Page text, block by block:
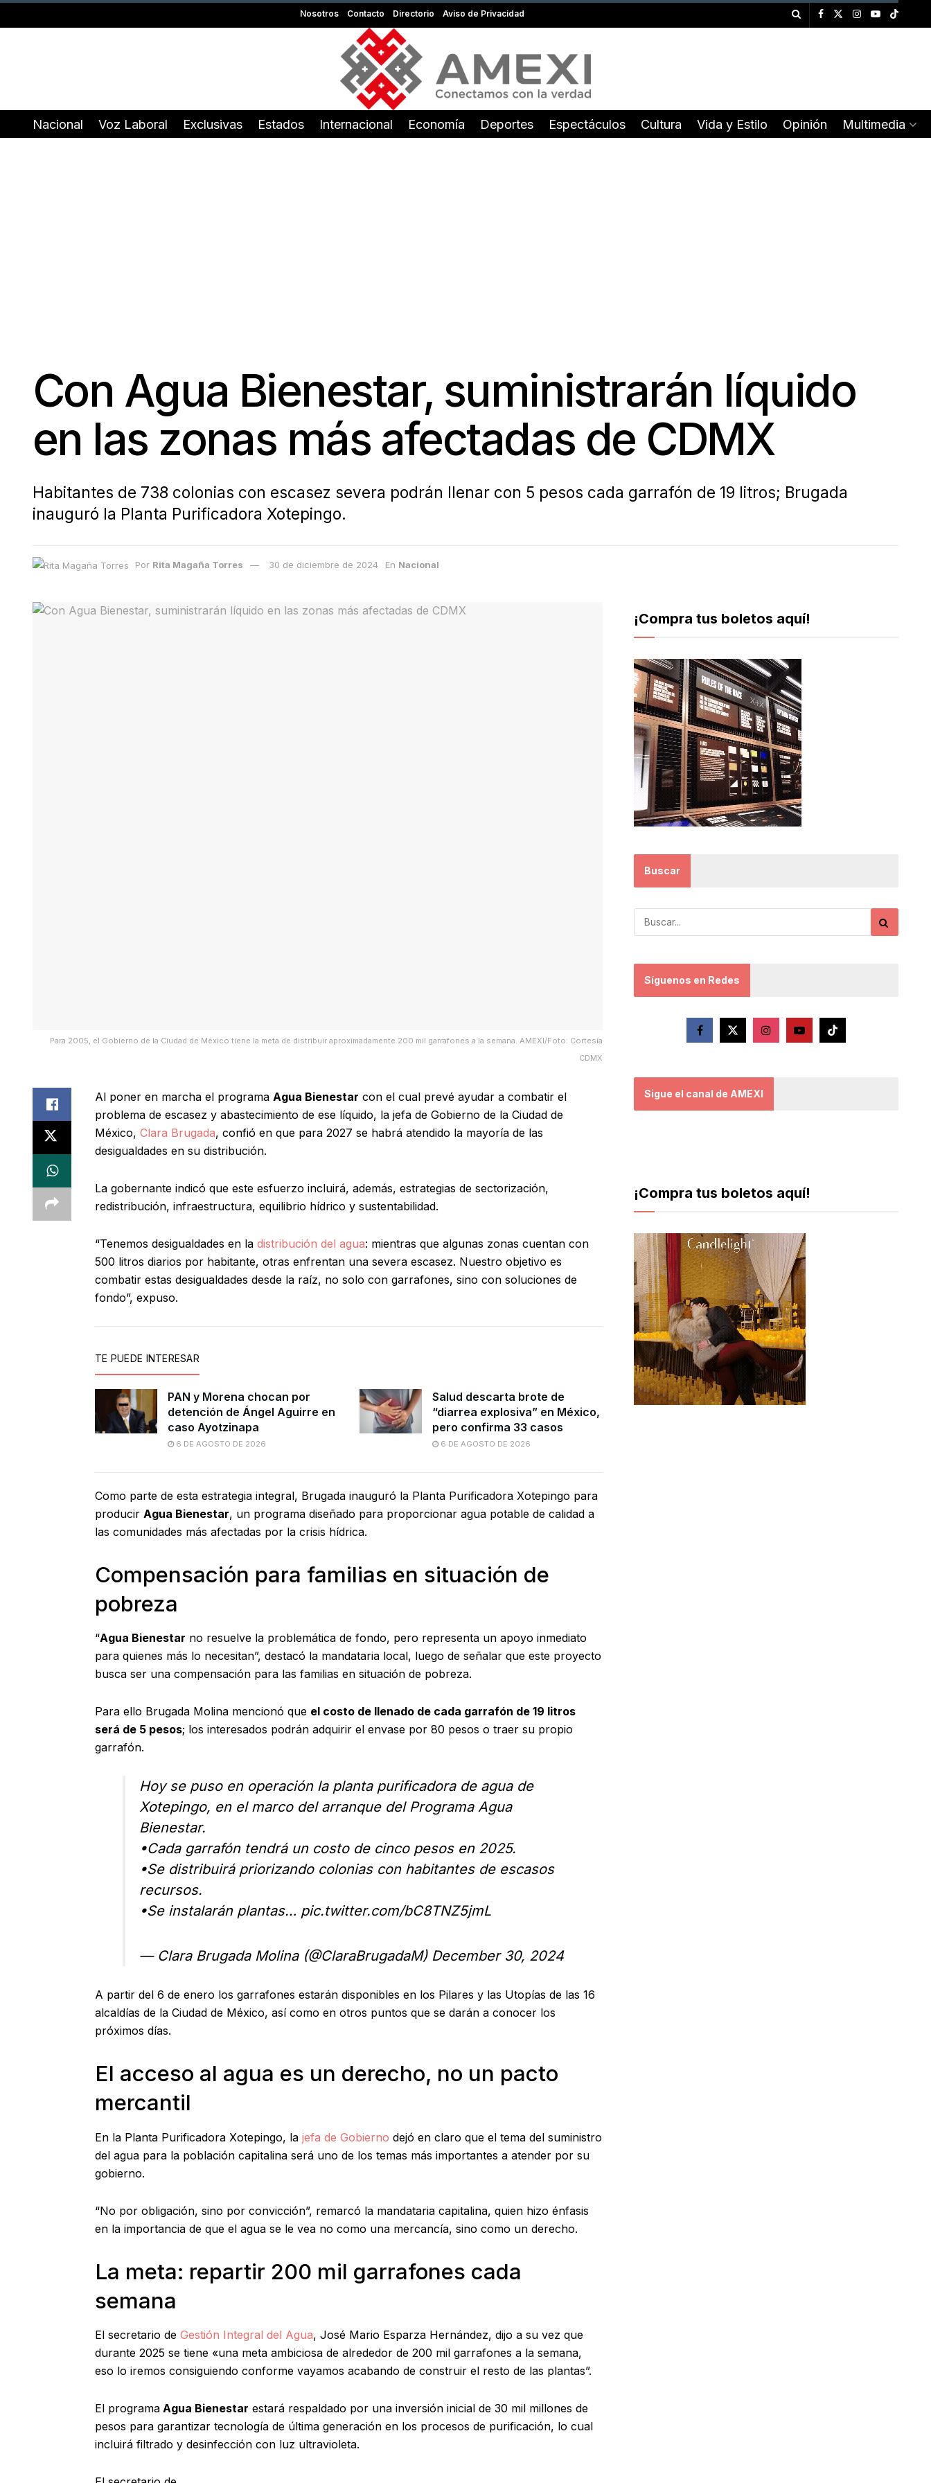
Nosotros Contacto Directorio Aviso de Privacidad
Nacional Voz Laboral Exclusivas Estados Internacional Economía Deportes Espectáculos Cultura Vida y Estilo Opinión Multimedia
Con Agua Bienestar, suministrarán líquido
en las zonas más afectadas de CDMX
Habitantes de 738 colonias con escasez severa podrán llenar con 5 pesos cada garrafón de 19 litros; Brugada
inauguró la Planta Purificadora Xotepingo.
Por Rita Magaña Torres 30 de diciembre de 2024 En Nacional
Para 2005, el Gobierno de la Ciudad de México tiene la meta de distribuir aproximadamente 200 mil garrafones a la semana. AMEXI/Foto: Cortesía
CDMX
Al poner en marcha el programa Agua Bienestar con el cual prevé ayudar a combatir el
problema de escasez y abastecimiento de ese líquido, la jefa de Gobierno de la Ciudad de
México, Clara Brugada, confió en que para 2027 se habrá atendido la mayoría de las
desigualdades en su distribución.
La gobernante indicó que este esfuerzo incluirá, además, estrategias de sectorización,
redistribución, infraestructura, equilibrio hídrico y sustentabilidad.
“Tenemos desigualdades en la distribución del agua: mientras que algunas zonas cuentan con
500 litros diarios por habitante, otras enfrentan una severa escasez. Nuestro objetivo es
combatir estas desigualdades desde la raíz, no solo con garrafones, sino con soluciones de
fondo”, expuso.
TE PUEDE INTERESAR
PAN y Morena chocan por
detención de Ángel Aguirre en
caso Ayotzinapa
6 DE AGOSTO DE 2026
Salud descarta brote de
“diarrea explosiva” en México,
pero confirma 33 casos
6 DE AGOSTO DE 2026
Como parte de esta estrategia integral, Brugada inauguró la Planta Purificadora Xotepingo para
producir Agua Bienestar, un programa diseñado para proporcionar agua potable de calidad a
las comunidades más afectadas por la crisis hídrica.
Compensación para familias en situación de
pobreza
“Agua Bienestar no resuelve la problemática de fondo, pero representa un apoyo inmediato
para quienes más lo necesitan”, destacó la mandataria local, luego de señalar que este proyecto
busca ser una compensación para las familias en situación de pobreza.
Para ello Brugada Molina mencionó que el costo de llenado de cada garrafón de 19 litros
será de 5 pesos; los interesados podrán adquirir el envase por 80 pesos o traer su propio
garrafón.
Hoy se puso en operación la planta purificadora de agua de
Xotepingo, en el marco del arranque del Programa Agua
Bienestar.
•Cada garrafón tendrá un costo de cinco pesos en 2025.
•Se distribuirá priorizando colonias con habitantes de escasos
recursos.
•Se instalarán plantas… pic.twitter.com/bC8TNZ5jmL
— Clara Brugada Molina (@ClaraBrugadaM) December 30, 2024
A partir del 6 de enero los garrafones estarán disponibles en los Pilares y las Utopías de las 16
alcaldías de la Ciudad de México, así como en otros puntos que se darán a conocer los
próximos días.
El acceso al agua es un derecho, no un pacto
mercantil
En la Planta Purificadora Xotepingo, la jefa de Gobierno dejó en claro que el tema del suministro
del agua para la población capitalina será uno de los temas más importantes a atender por su
gobierno.
“No por obligación, sino por convicción”, remarcó la mandataria capitalina, quien hizo énfasis
en la importancia de que el agua se le vea no como una mercancía, sino como un derecho.
La meta: repartir 200 mil garrafones cada
semana
El secretario de Gestión Integral del Agua, José Mario Esparza Hernández, dijo a su vez que
durante 2025 se tiene «una meta ambiciosa de alrededor de 200 mil garrafones a la semana,
eso lo iremos consiguiendo conforme vayamos acabando de construir el resto de las plantas”.
El programa Agua Bienestar estará respaldado por una inversión inicial de 30 mil millones de
pesos para garantizar tecnología de última generación en los procesos de purificación, lo cual
incluirá filtrado y desinfección con luz ultravioleta.
¡Compra tus boletos aquí!
Buscar
Síguenos en Redes
Sigue el canal de AMEXI
¡Compra tus boletos aquí!